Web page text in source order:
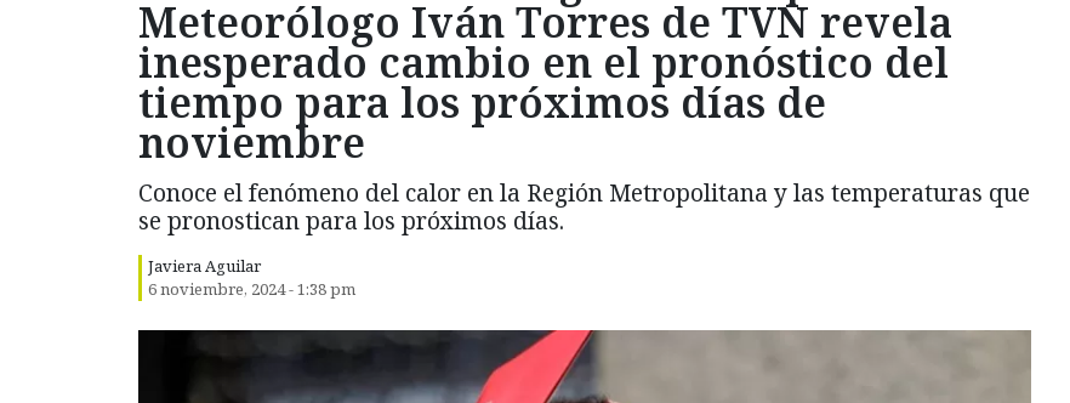
Meteorólogo Iván Torres de TVN revela
inesperado cambio en el pronóstico del
tiempo para los próximos días de
noviembre
Conoce el fenómeno del calor en la Región Metropolitana y las temperaturas que
se pronostican para los próximos días.
Javiera Aguilar
6 noviembre, 2024 - 1:38 pm